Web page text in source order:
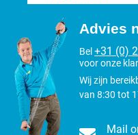
Advies
Bel +31 (0)
voor onze
Wij zijn
van 8:30 tot
Mail